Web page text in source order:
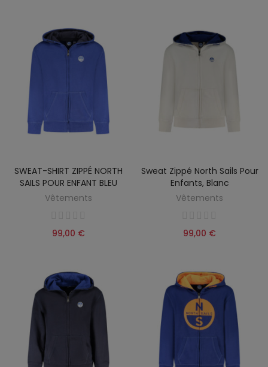
SWEAT-SHIRT ZIPPÉ NORTH
SAILS POUR ENFANT BLEU
Vêtements
99,00 €
Sweat Zippé North Sails Pour
Enfants, Blanc
Vêtements
99,00 €